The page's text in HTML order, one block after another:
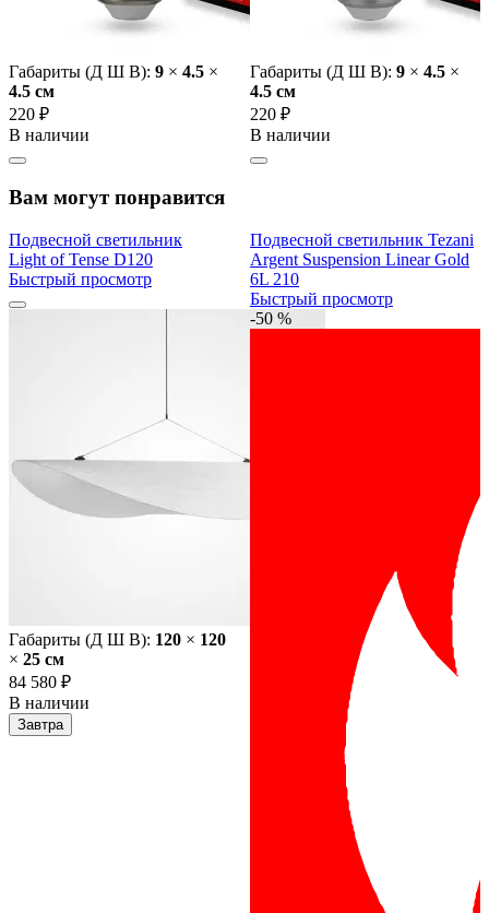
Габариты (Д Ш В): 9 × 4.5 ×
4.5 cм
220 ₽
В наличии
Габариты (Д Ш В): 9 × 4.5 ×
4.5 cм
220 ₽
В наличии
Вам могут понравится
Подвесной светильник
Light of Tense D120
Быстрый просмотр
Габариты (Д Ш В): 120 × 120
× 25 cм
84 580 ₽
В наличии
Завтра
Подвесной светильник Tezani
Argent Suspension Linear Gold
6L 210
Быстрый просмотр
-50 %